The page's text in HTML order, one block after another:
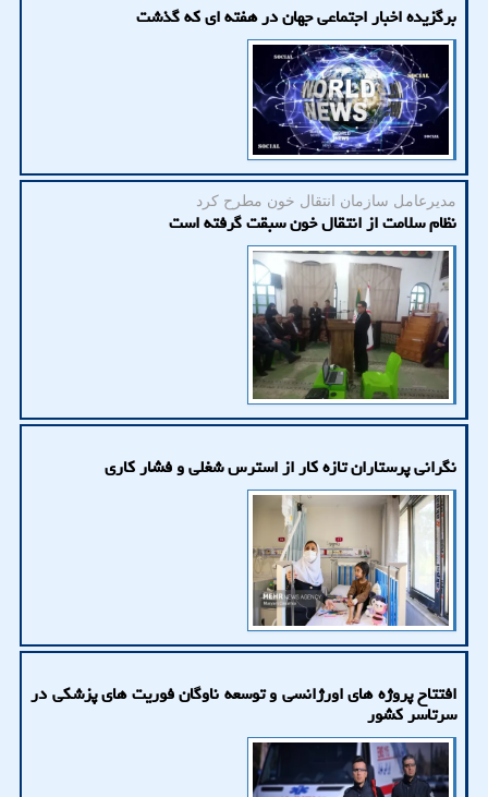
برگزیده اخبار اجتماعی جهان در هفته ای که گذشت
مدیرعامل سازمان انتقال خون مطرح كرد
نظام سلامت از انتقال خون سبقت گرفته است
نگرانی پرستاران تازه کار از استرس شغلی و فشار کاری
افتتاح پروژه های اورژانسی و توسعه ناوگان فوریت های پزشکی در
سرتاسر کشور